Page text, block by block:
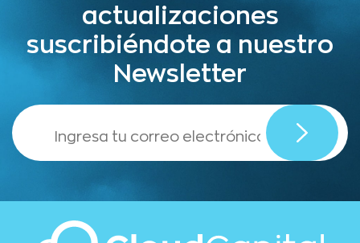
actualizaciones
suscribiéndote a nuestro
Newsletter
,